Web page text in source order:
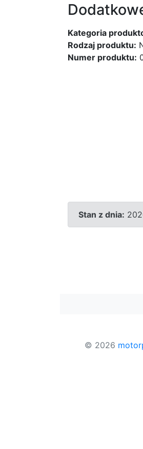
Kategoria
Rodzaj produktu:
Numer produktu:
Stan z dnia:
© 2026